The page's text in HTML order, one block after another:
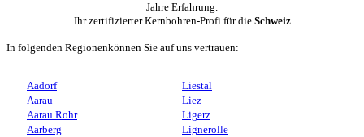
Jahre Erfahrung.
Ihr zertifizierter Kernbohren-Profi für die Schweiz
In folgenden Regionenkönnen Sie auf uns vertrauen:
Aadorf
Aarau
Aarau Rohr
Aarberg
Liestal
Liez
Ligerz
Lignerolle